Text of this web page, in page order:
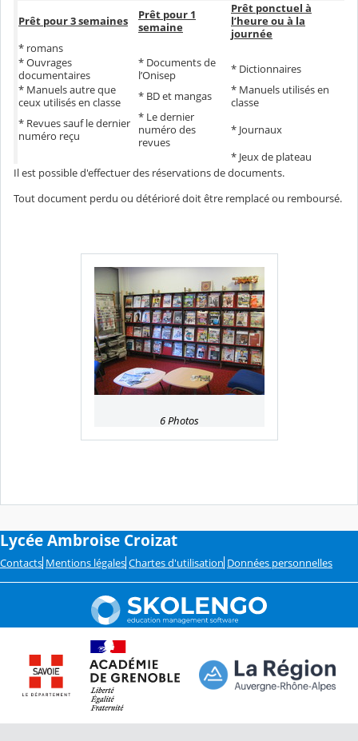
Prêt pour 3 semaines
Prêt pour 1
semaine
Prêt ponctuel à
l’heure ou à la
journée
* romans
* Ouvrages
documentaires
* Documents de
l’Onisep
* Dictionnaires
* Manuels autre que
ceux utilisés en classe
* BD et mangas
* Manuels utilisés en
classe
* Revues sauf le dernier
numéro reçu
* Le dernier
numéro des
revues
* Journaux
* Jeux de plateau
Il est possible d'effectuer des réservations de documents.
Tout document perdu ou détérioré doit être remplacé ou remboursé.
6 Photos
Lycée Ambroise Croizat
Contacts Mentions légales Chartes d'utilisation Données personnelles